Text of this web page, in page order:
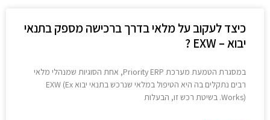
כיצד לעקוב על מלאי בדרך ברכישה מספק בתנאי
יבוא – EXW ?
במסגרת הטמעת מערכת Priority ERP, אחת הסוגיות שמנהלי מלאי
רבים נתקלים בה היא הטיפול במלאי שנרכש בתנאי יבוא EXW (Ex
Works). בשיטת רכש זו, הבעלות